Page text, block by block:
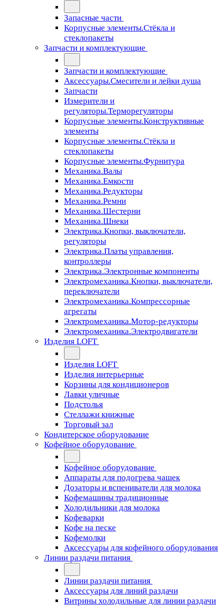
Запасные части
Корпусные элементы.Стёкла и
стеклопакеты
Запчасти и комплектующие
Запчасти и комплектующие
Аксессуары.Смесители и лейки душа
Запчасти
Измерители и
регуляторы.Терморегуляторы
Корпусные элементы.Конструктивные
элементы
Корпусные элементы.Стёкла и
стеклопакеты
Корпусные элементы.Фурнитура
Механика.Валы
Механика.Емкости
Механика.Редукторы
Механика.Ремни
Механика.Шестерни
Механика.Шнеки
Электрика.Кнопки, выключатели,
регуляторы
Электрика.Платы управления,
контроллеры
Электрика.Электронные компоненты
Электромеханика.Кнопки, выключатели,
переключатели
Электромеханика.Компрессорные
агрегаты
Электромеханика.Мотор-редукторы
Электромеханика.Электродвигатели
Изделия LOFT
Изделия LOFT
Изделия интерьерные
Корзины для кондиционеров
Лавки уличные
Подстолья
Стеллажи книжные
Торговый зал
Кондитерское оборудование
Кофейное оборудование
Кофейное оборудование
Аппараты для подогрева чашек
Дозаторы и вспениватели для молока
Кофемашины традиционные
Холодильники для молока
Кофеварки
Кофе на песке
Кофемолки
Аксессуары для кофейного оборудования
Линии раздачи питания
Линии раздачи питания
Аксессуары для линий раздачи
Витрины холодильные для линии раздачи